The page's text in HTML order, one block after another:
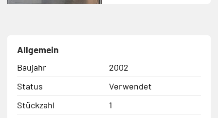
Allgemein
Baujahr
2002
Status
Verwendet
Stückzahl
1